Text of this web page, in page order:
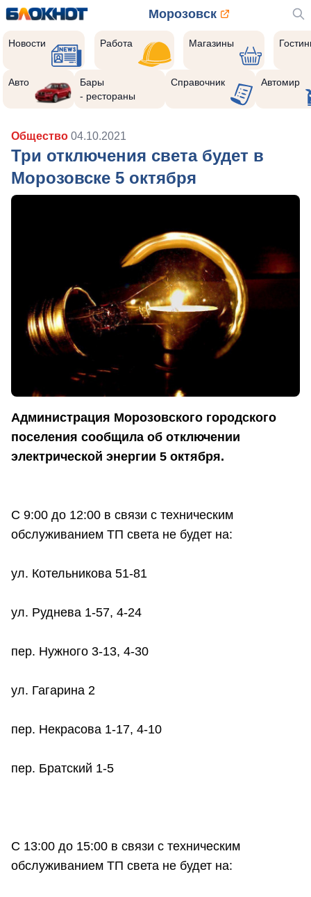
Морозовск
Новости Работа Магазины
Авто
Бары
- рестораны
Справочник Автомир
Общество 04.10.2021
Три отключения света будет в
Морозовске 5 октября
Администрация Морозовского городского
поселения сообщила об отключении
электрической энергии 5 октября.
С 9:00 до 12:00 в связи с техническим
обслуживанием ТП света не будет на:
ул. Котельникова 51-81
ул. Руднева 1-57, 4-24
пер. Нужного 3-13, 4-30
ул. Гагарина 2
пер. Некрасова 1-17, 4-10
пер. Братский 1-5
С 13:00 до 15:00 в связи с техническим
обслуживанием ТП света не будет на: